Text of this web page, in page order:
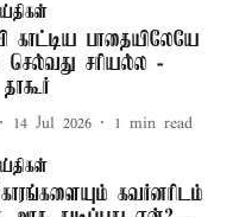
காட்டிய பாதையிலேயே
செல்வது சரியல்ல -
14 Jul 2026 1 min read
கவர்னரிடம்